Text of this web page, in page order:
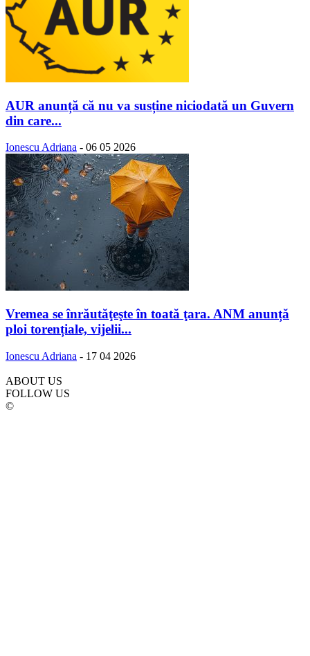
AUR anunță că nu va susține niciodată un Guvern
din care...
Ionescu Adriana - 06 05 2026
Vremea se înrăutăţeşte în toată ţara. ANM anunță
ploi torențiale, vijelii...
Ionescu Adriana - 17 04 2026
ABOUT US
FOLLOW US
©